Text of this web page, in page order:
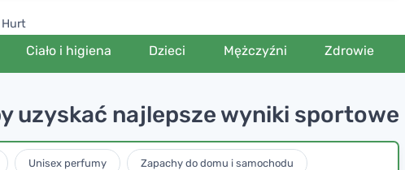
Hurt
Ciało i higiena Dzieci Mężczyźni Zdrowie
uzyskać najlepsze wyniki sportowe
Unisex perfumy Zapachy do domu i samochodu